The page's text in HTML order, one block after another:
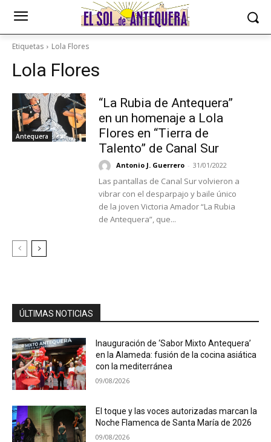
Etiquetas Lola Flores
Lola Flores
Antequera
“La Rubia de Antequera”
en un homenaje a Lola
Flores en “Tierra de
Talento” de Canal Sur
Antonio J. Guerrero - 31/01/2022
Las pantallas de Canal Sur volvieron a
vibrar con el desparpajo y baile único
de la joven Victoria Amador “La Rubia
de Antequera”, que...
ÚLTIMAS NOTICIAS
Inauguración de ‘Sabor Mixto Antequera’
en la Alameda: fusión de la cocina asiática
con la mediterránea
09/08/2026
El toque y las voces autorizadas marcan la
Noche Flamenca de Santa María de 2026
09/08/2026